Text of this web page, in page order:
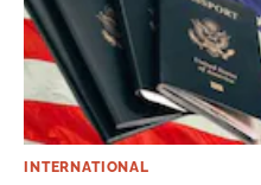
INTERNATIONAL